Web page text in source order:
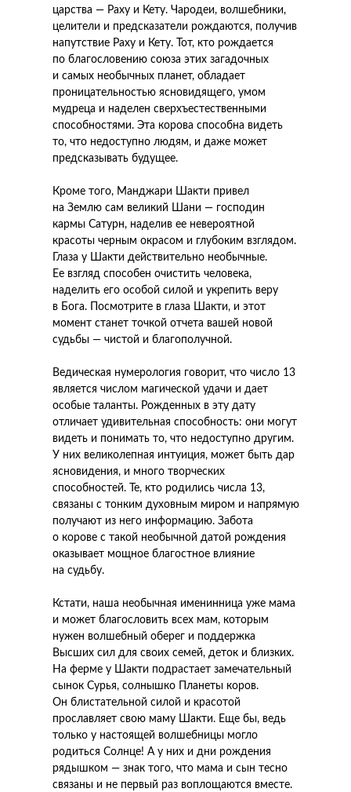
царства — Раху и Кету. Чародеи, волшебники,
целители и предсказатели рождаются, получив
напутствие Раху и Кету. Тот, кто рождается
по благословению союза этих загадочных
и самых необычных планет, обладает
проницательностью ясновидящего, умом
мудреца и наделен сверхъестественными
способностями. Эта корова способна видеть
то, что недоступно людям, и даже может
предсказывать будущее.
Кроме того, Манджари Шакти привел
на Землю сам великий Шани — господин
кармы Сатурн, наделив ее невероятной
красоты черным окрасом и глубоким взглядом.
Глаза у Шакти действительно необычные.
Ее взгляд способен очистить человека,
наделить его особой силой и укрепить веру
в Бога. Посмотрите в глаза Шакти, и этот
момент станет точкой отчета вашей новой
судьбы — чистой и благополучной.
Ведическая нумерология говорит, что число 13
является числом магической удачи и дает
особые таланты. Рожденных в эту дату
отличает удивительная способность: они могут
видеть и понимать то, что недоступно другим.
У них великолепная интуиция, может быть дар
ясновидения, и много творческих
способностей. Те, кто родились числа 13,
связаны с тонким духовным миром и напрямую
получают из него информацию. Забота
о корове с такой необычной датой рождения
оказывает мощное благостное влияние
на судьбу.
Кстати, наша необычная именинница уже мама
и может благословить всех мам, которым
нужен волшебный оберег и поддержка
Высших сил для своих семей, деток и близких.
На ферме у Шакти подрастает замечательный
сынок Сурья, солнышко Планеты коров.
Он блистательной силой и красотой
прославляет свою маму Шакти. Еще бы, ведь
только у настоящей волшебницы могло
родиться Солнце! А у них и дни рождения
рядышком — знак того, что мама и сын тесно
связаны и не первый раз воплощаются вместе.